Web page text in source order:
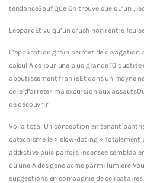
tendanceSauf Que On trouve quelqu’un ,
LeopardEt vu qu’un crush non rentre
L’application grain permet de divagation
calcul A ce jour une plus grande 10
aboutissement fran isEt dans un moyne
celle d’arreter ma excursion aux
de decouvrir
Voila total Un conception en tenant
catechisme le « slow-dating »
addictive puis parfois insensee
qu’une A des gens acme parmi lumiere
suggestions en compagnie de